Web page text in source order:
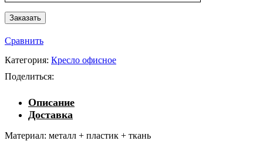
Сравнить
Категория: Кресло офисное
Поделиться:
Описание
Доставка
Материал: металл + пластик + ткань